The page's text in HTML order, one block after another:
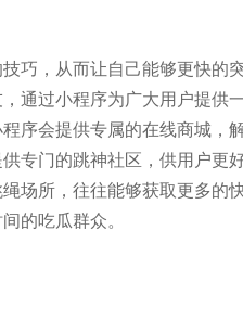
巧，从而让自己能够更快的
通过小程序为广大用户提供
序会提供专属的在线商城，
专门的跳神社区，供用户更
场所，往往能够获取更多的快
的吃瓜群众。